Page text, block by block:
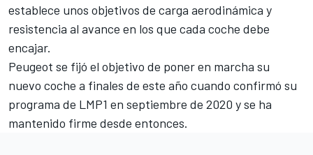
establece unos objetivos de carga aerodinámica y
resistencia al avance en los que cada coche debe
encajar.
Peugeot se fijó el objetivo de poner en marcha su
nuevo coche a finales de este año cuando confirmó su
programa de LMP1 en septiembre de 2020 y se ha
mantenido firme desde entonces.